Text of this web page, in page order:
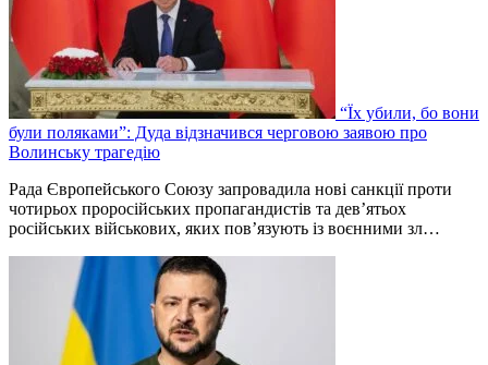
“Їх убили, бо вони
були поляками”: Дуда відзначився черговою заявою про
Волинську трагедію
Рада Європейського Союзу запровадила нові санкції проти
чотирьох проросійських пропагандистів та дев’ятьох
російських військових, яких пов’язують із воєнними зл…